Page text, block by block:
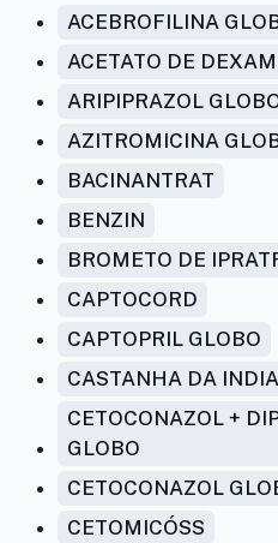
ACEBROFILINA
ACETATO DE
ARIPIPRAZOL
AZITROMICINA
BACINANTRAT
BENZIN
BROMETO DE
CAPTOCORD
CAPTOPRIL GLOBO
CASTANHA DA
CETOCONAZOL +
GLOBO
CETOCONAZOL
CETOMICÓSS